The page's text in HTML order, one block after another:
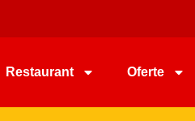
Restaurant Oferte